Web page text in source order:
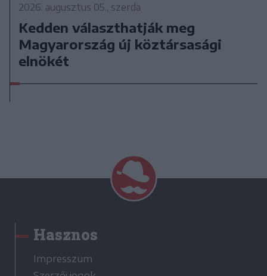
2026. augusztus 05., szerda
Kedden választhatják meg
Magyarország új köztársasági
elnökét
Hasznos
Impresszum